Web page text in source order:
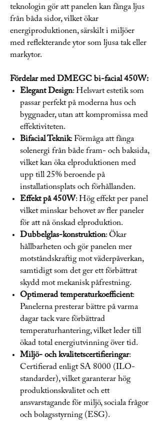
teknologin gör att panelen kan fånga ljus
från båda sidor, vilket ökar
energiproduktionen, särskilt i miljöer
med reflekterande ytor som ljusa tak eller
markytor.
Fördelar med DMEGC bi-facial 450W:
Elegant Design: Helsvart estetik som
passar perfekt på moderna hus och
byggnader, utan att kompromissa med
effektiviteten.
Bifacial Teknik: Förmåga att fånga
solenergi från både fram- och baksida,
vilket kan öka elproduktionen med
upp till 25% beroende på
installationsplats och förhållanden.
Effekt på 450W: Hög effekt per panel
vilket minskar behovet av fler paneler
för att nå önskad elproduktion.
Dubbelglas-konstruktion: Ökar
hållbarheten och gör panelen mer
motståndskraftig mot väderpåverkan,
samtidigt som det ger ett förbättrat
skydd mot mekanisk påfrestning.
Optimerad temperaturkoefficient:
Panelerna presterar bättre på varma
dagar tack vare förbättrad
temperaturhantering, vilket leder till
ökad total energiutvinning över tid.
Miljö- och kvalitetscertifieringar:
Certifierad enligt SA 8000 (ILO-
standarder), vilket garanterar hög
produktionskvalitet och ett
ansvarstagande för miljö, sociala frågor
och bolagsstyrning (ESG).